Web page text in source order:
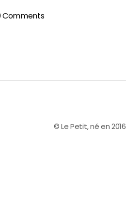
Comments
© Le Petit, né en 2016